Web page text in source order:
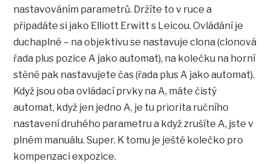
nastavováním parametrů. Držíte to v ruce a
připadáte si jako Elliott Erwitt s Leicou. Ovládání je
duchaplné – na objektivu se nastavuje clona (clonová
řada plus pozice A jako automat), na kolečku na horní
stěně pak nastavujete čas (řada plus A jako automat).
Když jsou oba ovládací prvky na A, máte čistý
automat, když jen jedno A, je tu priorita ručního
nastavení druhého parametru a když zrušíte A, jste v
plném manuálu. Super. K tomu je ještě kolečko pro
kompenzaci expozice.